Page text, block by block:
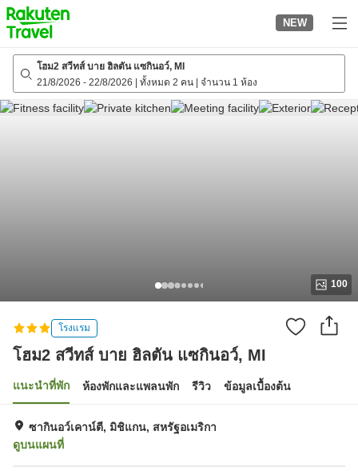
to
top
page
NEW
โฮม2 สวีทส์ บาย ฮิลตัน แซกินอว์, MI
21/8/2026 - 22/8/2026 ทั้งหมด 2 คน จำนวน 1 ห้อง
100
โรงแรม
โฮม2 สวีทส์ บาย ฮิลตัน แซกินอว์, MI
แนะนำที่พัก ห้องพักและแพลนพัก รีวิว ข้อมูลเบื้องต้น
ซากินอว์เคาน์ตี, มิชิแกน, สหรัฐอเมริกา
ดูบนแผนที่